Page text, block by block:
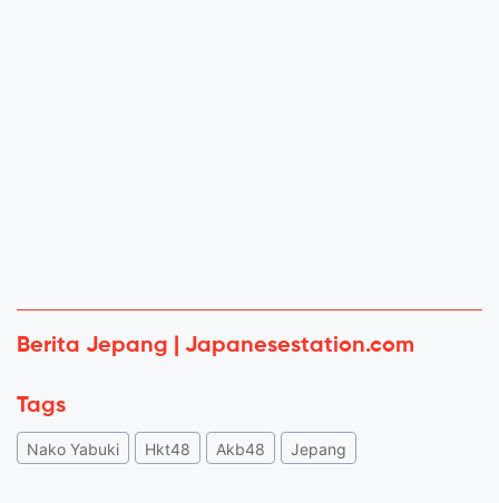
Berita Jepang | Japanesestation.com
Tags
Nako Yabuki Hkt48 Akb48 Jepang